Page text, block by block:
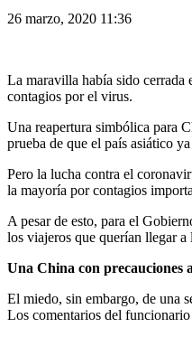
26 marzo, 2020 11:36
La maravilla había sido cerrada
contagios por el virus.
Una reapertura simbólica para
prueba de que el país asiático
Pero la lucha contra el
la mayoría por contagios
A pesar de esto, para el
los viajeros que querían llegar a
Una China con precauciones
El miedo, sin embargo, de una
Los comentarios del